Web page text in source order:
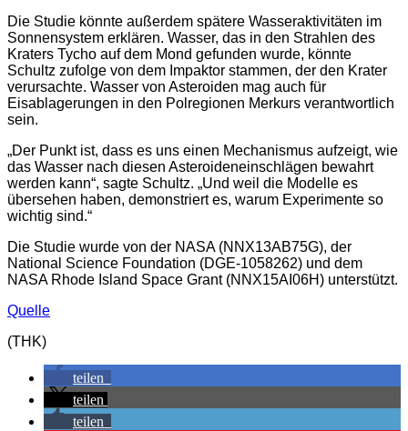
Die Studie könnte außerdem spätere Wasseraktivitäten im
Sonnensystem erklären. Wasser, das in den Strahlen des
Kraters Tycho auf dem Mond gefunden wurde, könnte
Schultz zufolge von dem Impaktor stammen, der den Krater
verursachte. Wasser von Asteroiden mag auch für
Eisablagerungen in den Polregionen Merkurs verantwortlich
sein.
„Der Punkt ist, dass es uns einen Mechanismus aufzeigt, wie
das Wasser nach diesen Asteroideneinschlägen bewahrt
werden kann“, sagte Schultz. „Und weil die Modelle es
übersehen haben, demonstriert es, warum Experimente so
wichtig sind.“
Die Studie wurde von der NASA (NNX13AB75G), der
National Science Foundation (DGE-1058262) und dem
NASA Rhode Island Space Grant (NNX15AI06H) unterstützt.
Quelle
(THK)
teilen
teilen
teilen